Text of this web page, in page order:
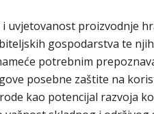
uvjetovanost proizvodnje
gospodarstva te
potrebnim
posebne zaštite na
kao potencijal razvoja